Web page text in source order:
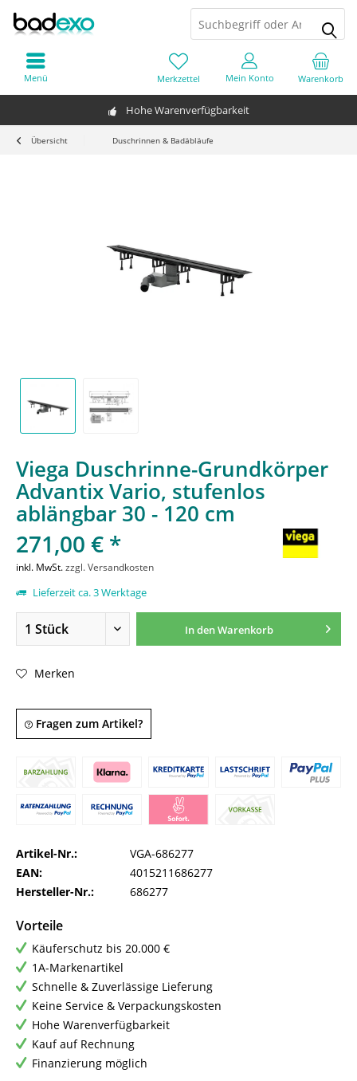
Hohe Warenverfügbarkeit
Warenkorb
Merkzettel Mein Konto
Menü
Übersicht Duschrinnen & Badäbläufe
Viega Duschrinne-Grundkörper
Advantix Vario, stufenlos
ablängbar 30 - 120 cm
271,00 € *
inkl. MwSt.zzgl. Versandkosten
Lieferzeit ca. 3 Werktage
In denWarenkorb
Merken
Fragen zum Artikel?
Artikel-Nr.:
VGA-686277
EAN:
4015211686277
Hersteller-Nr.:
686277
Vorteile
Käuferschutz bis 20.000 €
1A-Markenartikel
Schnelle & Zuverlässige Lieferung
Keine Service & Verpackungskosten
Hohe Warenverfügbarkeit
Kauf auf Rechnung
Finanzierung möglich